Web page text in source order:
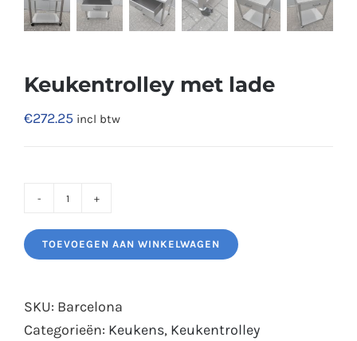
Keukentrolley met lade
€272.25 incl btw
Keukentrolley
met
lade
TOEVOEGEN AAN WINKELWAGEN
SKU: Barcelona
Categorieën: Keukens, Keukentrolley